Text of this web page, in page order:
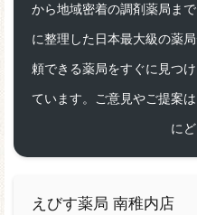
から地域密着の調剤薬局ま
に整理した日本最大級の薬
頼できる薬局をすぐに見つ
ています。ご意見やご提案
にど
えびす薬局 南稚内店